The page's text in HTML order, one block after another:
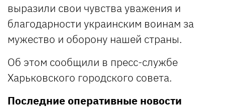
выразили свои чувства уважения и
благодарности украинским воинам за
мужество и оборону нашей страны.
Об этом сообщили в пресс-службе
Харьковского городского совета.
Последние оперативные новости